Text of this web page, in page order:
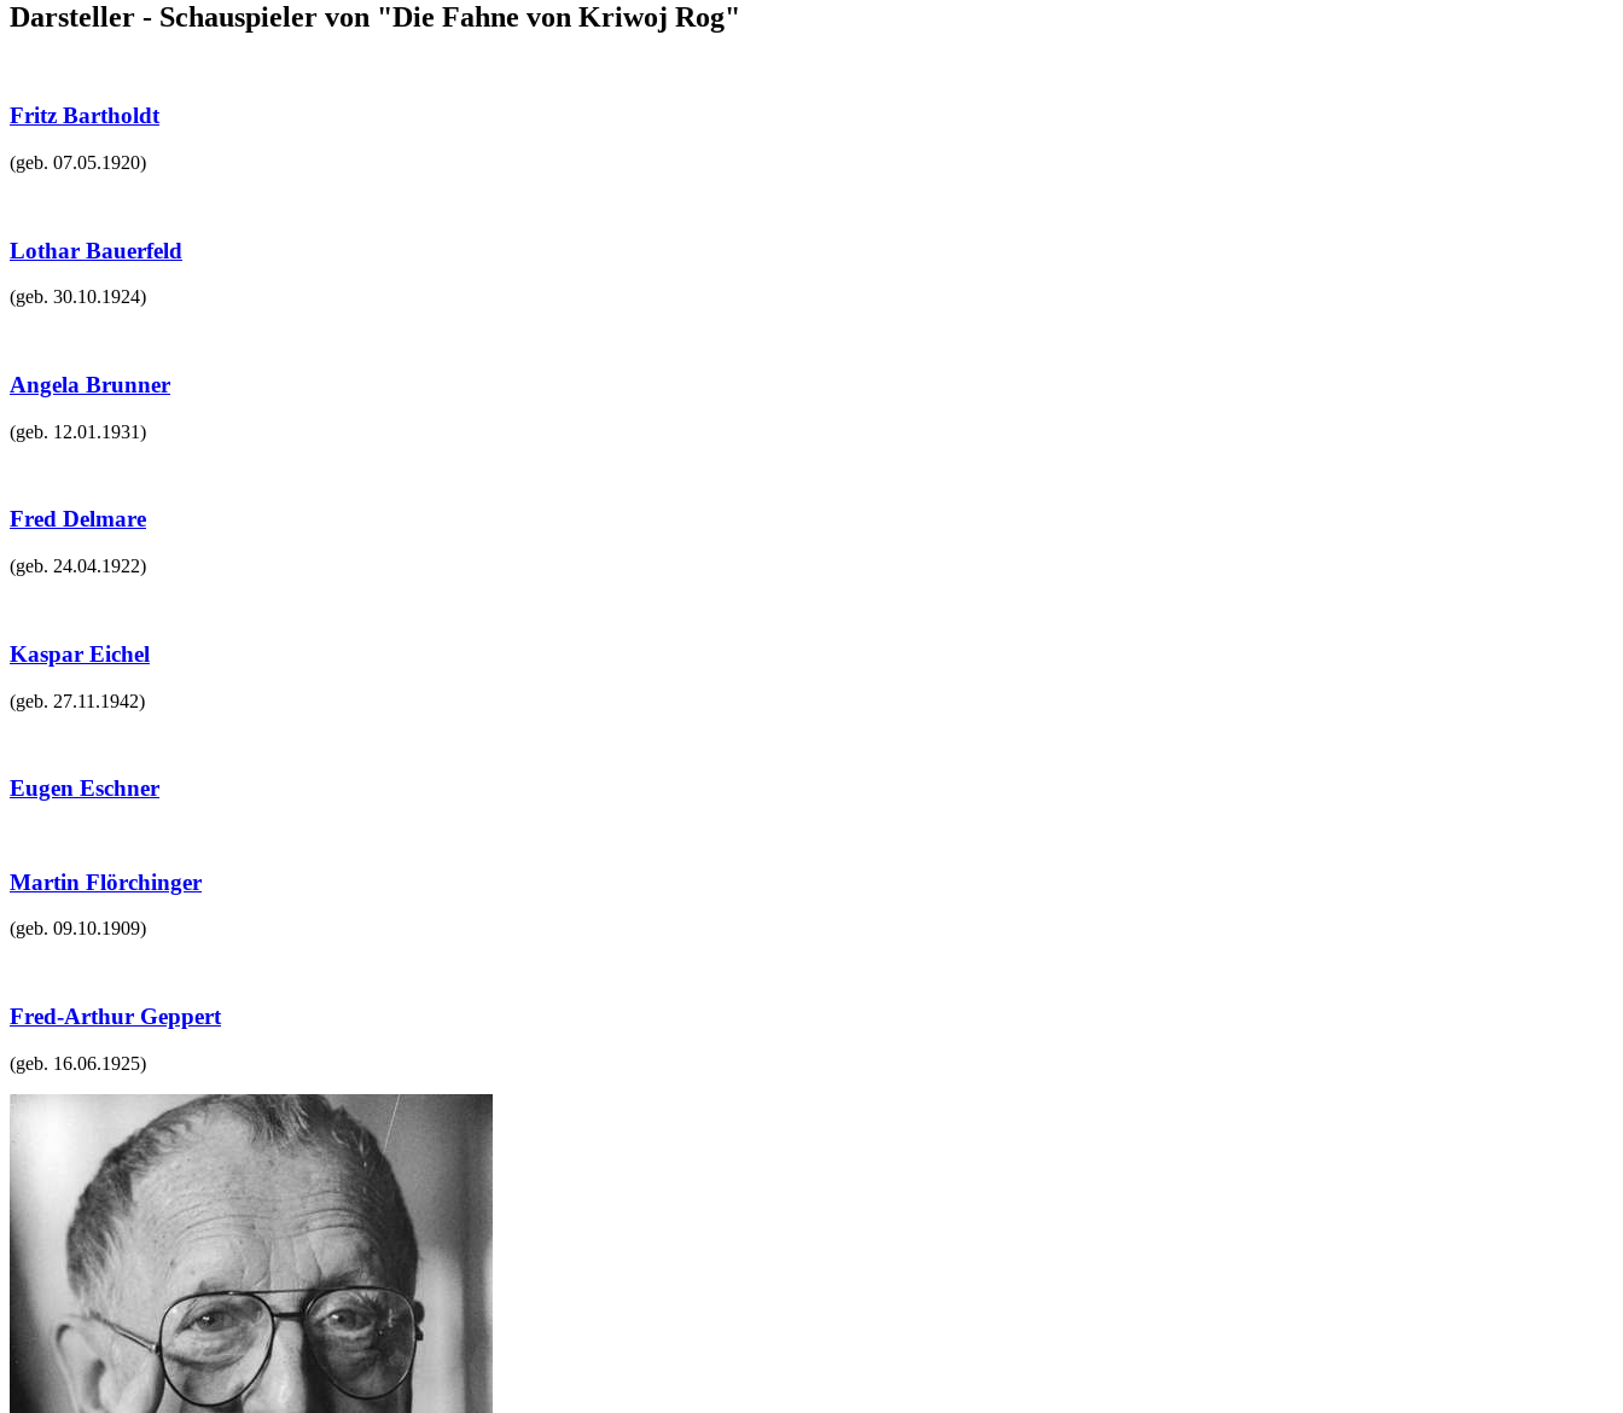
Darsteller - Schauspieler von "Die Fahne von Kriwoj Rog"
Fritz Bartholdt
(geb. 07.05.1920)
Lothar Bauerfeld
(geb. 30.10.1924)
Angela Brunner
(geb. 12.01.1931)
Fred Delmare
(geb. 24.04.1922)
Kaspar Eichel
(geb. 27.11.1942)
Eugen Eschner
Martin Flörchinger
(geb. 09.10.1909)
Fred-Arthur Geppert
(geb. 16.06.1925)